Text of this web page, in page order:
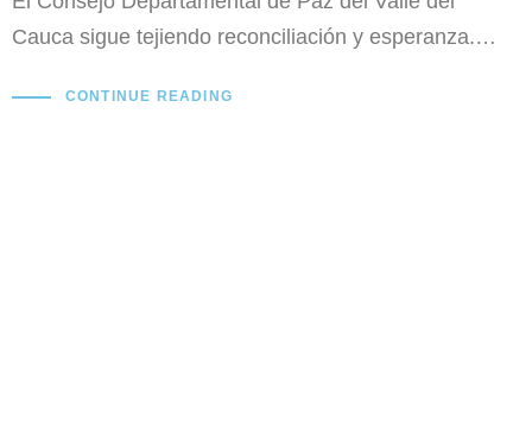
Cauca sigue tejiendo reconciliación y esperanza.…
CONTINUE READING